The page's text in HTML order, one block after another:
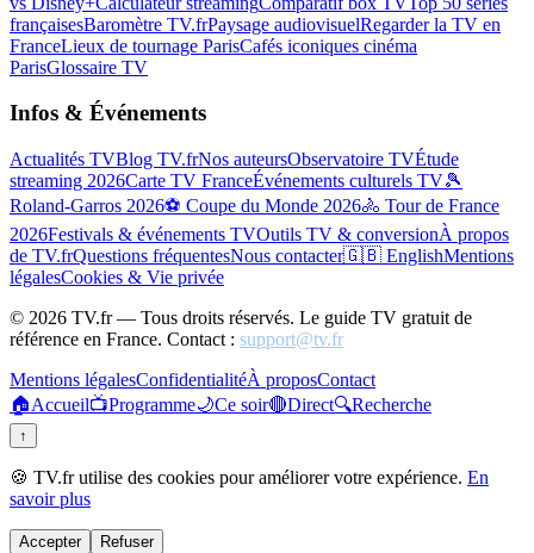
françaisesBaromètre TV.frPaysage audiovisuelRegarder la TV en
FranceLieux de tournage ParisCafés iconiques cinéma
ParisGlossaire TV
Infos & Événements
Actualités TVBlog TV.frNos auteursObservatoire TVÉtude
streaming 2026Carte TV FranceÉvénements culturels TV🎾
Roland-Garros 2026⚽ Coupe du Monde 2026🚴 Tour de France
2026Festivals & événements TVOutils TV & conversionÀ propos
de TV.frQuestions fréquentesNous contacter🇬🇧 EnglishMentions
légalesCookies & Vie privée
© 2026 TV.fr — Tous droits réservés. Le guide TV gratuit de
référence en France. Contact : support@tv.fr
Mentions légalesConfidentialitéÀ proposContact
🏠Accueil📺Programme🌙Ce soir🔴Direct🔍Recherche
↑
🍪 TV.fr utilise des cookies pour améliorer votre expérience. En
savoir plus
Accepter Refuser